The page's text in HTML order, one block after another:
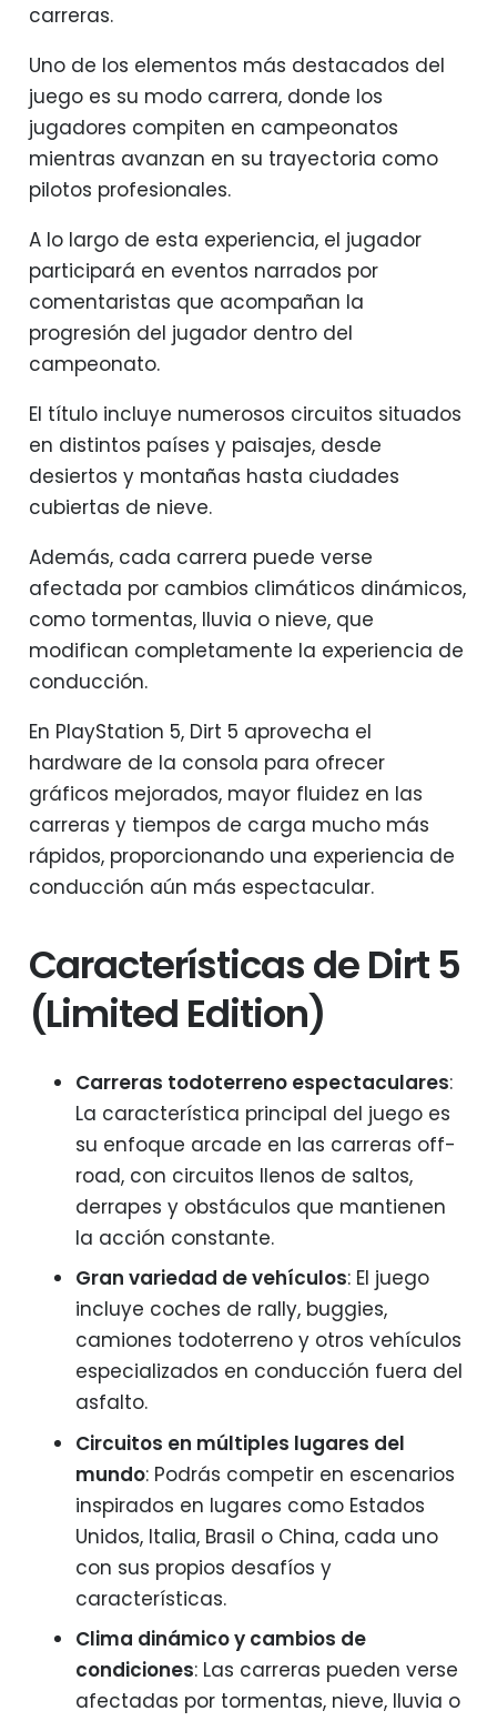
carreras.
Uno de los elementos más destacados del
juego es su modo carrera, donde los
jugadores compiten en campeonatos
mientras avanzan en su trayectoria como
pilotos profesionales.
A lo largo de esta experiencia, el jugador
participará en eventos narrados por
comentaristas que acompañan la
progresión del jugador dentro del
campeonato.
El título incluye numerosos circuitos situados
en distintos países y paisajes, desde
desiertos y montañas hasta ciudades
cubiertas de nieve.
Además, cada carrera puede verse
afectada por cambios climáticos dinámicos,
como tormentas, lluvia o nieve, que
modifican completamente la experiencia de
conducción.
En PlayStation 5, Dirt 5 aprovecha el
hardware de la consola para ofrecer
gráficos mejorados, mayor fluidez en las
carreras y tiempos de carga mucho más
rápidos, proporcionando una experiencia de
conducción aún más espectacular.
Características de Dirt 5
(Limited Edition)
Carreras todoterreno espectaculares:
La característica principal del juego es
su enfoque arcade en las carreras off-
road, con circuitos llenos de saltos,
derrapes y obstáculos que mantienen
la acción constante.
Gran variedad de vehículos: El juego
incluye coches de rally, buggies,
camiones todoterreno y otros vehículos
especializados en conducción fuera del
asfalto.
Circuitos en múltiples lugares del
mundo: Podrás competir en escenarios
inspirados en lugares como Estados
Unidos, Italia, Brasil o China, cada uno
con sus propios desafíos y
características.
Clima dinámico y cambios de
condiciones: Las carreras pueden verse
afectadas por tormentas, nieve, lluvia o